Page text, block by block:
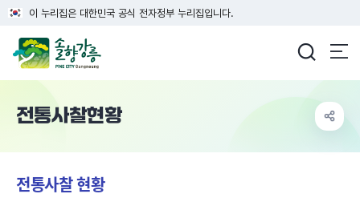
이 누리집은 대한민국 공식 전자정부 누리집입니다.
전통사찰현황
전통사찰 현황